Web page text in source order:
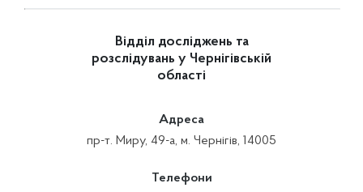
Відділ досліджень та
розслідувань у Чернігівській
області
Адреса
пр-т. Миру, 49-а, м. Чернігів, 14005
Телефони